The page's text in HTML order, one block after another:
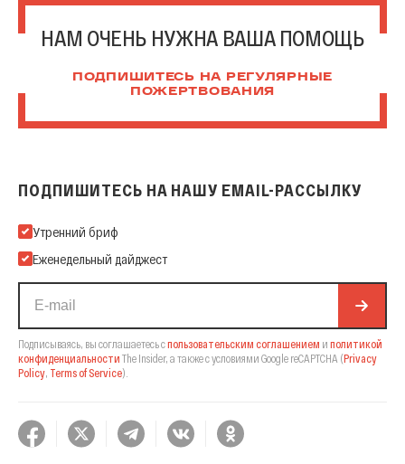
НАМ ОЧЕНЬ НУЖНА ВАША ПОМОЩЬ
ПОДПИШИТЕСЬ НА РЕГУЛЯРНЫЕ
ПОЖЕРТВОВАНИЯ
ПОДПИШИТЕСЬ НА НАШУ EMAIL-РАССЫЛКУ
Подпишитесь на нашу Email-рассылку
Утренний бриф
Еженедельный дайджест
Подписываясь, вы соглашаетесь спользовательским соглашением и политикой
конфиденциальности The Insider, а также с условиями Google reCAPTCHA (Privacy
Policy, Terms of Service).